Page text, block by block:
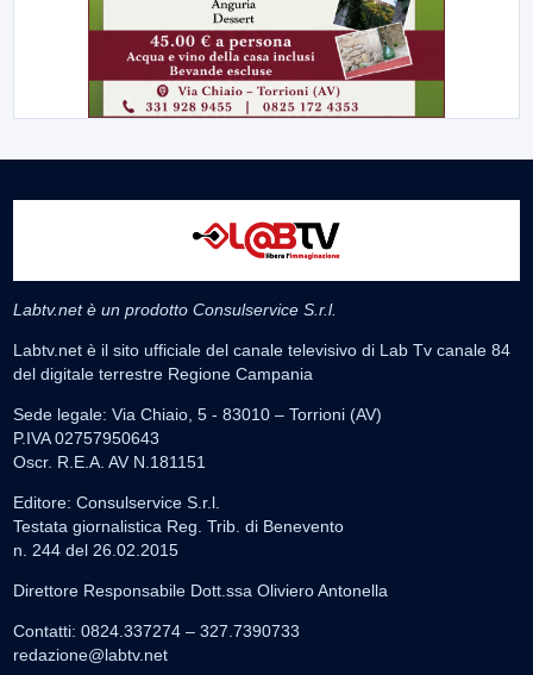
Labtv.net è un prodotto Consulservice S.r.l.
Labtv.net è il sito ufficiale del canale televisivo di Lab Tv canale 84
del digitale terrestre Regione Campania
Sede legale: Via Chiaio, 5 - 83010 – Torrioni (AV)
P.IVA 02757950643
Oscr. R.E.A. AV N.181151
Editore: Consulservice S.r.l.
Testata giornalistica Reg. Trib. di Benevento
n. 244 del 26.02.2015
Direttore Responsabile Dott.ssa Oliviero Antonella
Contatti: 0824.337274 – 327.7390733
redazione@labtv.net